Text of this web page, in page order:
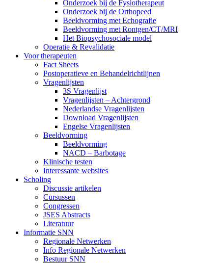
Onderzoek bij de Fysiotherapeut
Onderzoek bij de Orthopeed
Beeldvorming met Echografie
Beeldvorming met Rontgen/CT/MRI
Het Biopsychosociale model
Operatie & Revalidatie
Voor therapeuten
Fact Sheets
Postoperatieve en Behandelrichtlijnen
Vragenlijsten
3S Vragenlijst
Vragenlijsten – Achtergrond
Nederlandse Vragenlijsten
Download Vragenlijsten
Engelse Vragenlijsten
Beeldvorming
Beeldvorming
NACD – Barbotage
Klinische testen
Interessante websites
Scholing
Discussie artikelen
Cursussen
Congressen
JSES Abstracts
Literatuur
Informatie SNN
Regionale Netwerken
Info Regionale Netwerken
Bestuur SNN